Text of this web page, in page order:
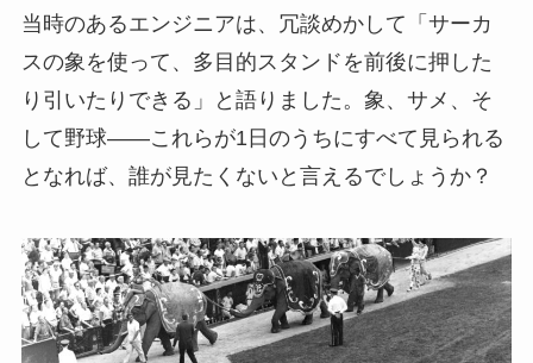
当時のあるエンジニアは、冗談めかして「サーカ
スの象を使って、多目的スタンドを前後に押した
り引いたりできる」と語りました。象、サメ、そ
して野球――これらが1日のうちにすべて見られる
となれば、誰が見たくないと言えるでしょうか？